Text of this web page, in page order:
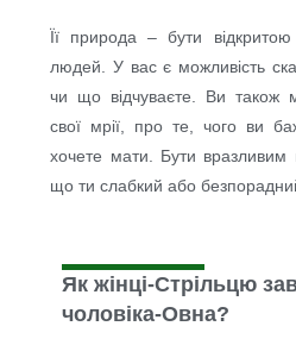
Її природа – бути
людей. У вас є можливість
чи що відчуваєте. Ви також
свої мрії, про те, чого ви
хочете мати. Бути
що ти слабкий або
Як жінці-Стрільцю
чоловіка-Овна?